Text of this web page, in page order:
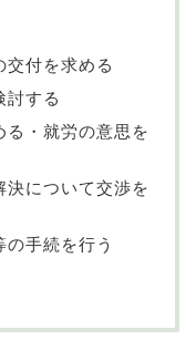
付を求める
討する
・就労の意思を
について交渉を
手続を行う